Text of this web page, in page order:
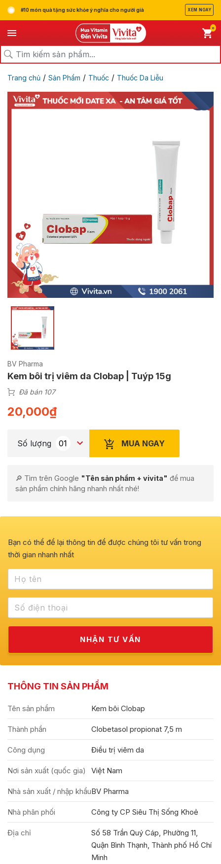
#10 món quà tặng sức khỏe ý nghĩa cho người già XEM NGAY
0
Trang chủ / Sản Phẩm / Thuốc / Thuốc Da Liễu
BV Pharma
Kem bôi trị viêm da Clobap | Tuýp 15g
Đã bán 107
20,000₫
Số lượng MUA NGAY
🔎 Tìm trên Google "Tên sản phẩm + vivita" để mua
sản phẩm chính hãng nhanh nhất nhé!
Bạn có thể để lại thông tin để được chúng tôi tư vấn trong
thời gian nhanh nhất
THÔNG TIN SẢN PHẨM
Tên sản phẩm Kem bôi Clobap
Thành phần Clobetasol propionat 7,5 m
Công dụng Điều trị viêm da
Nơi sản xuất (quốc gia) Việt Nam
Nhà sản xuất / nhập khẩuBV Pharma
Nhà phân phối Công ty CP Siêu Thị Sống Khoẻ
Địa chỉ
Số 58 Trần Quý Cáp, Phường 11,
Quận Bình Thạnh, Thành phố Hồ Chí
Minh